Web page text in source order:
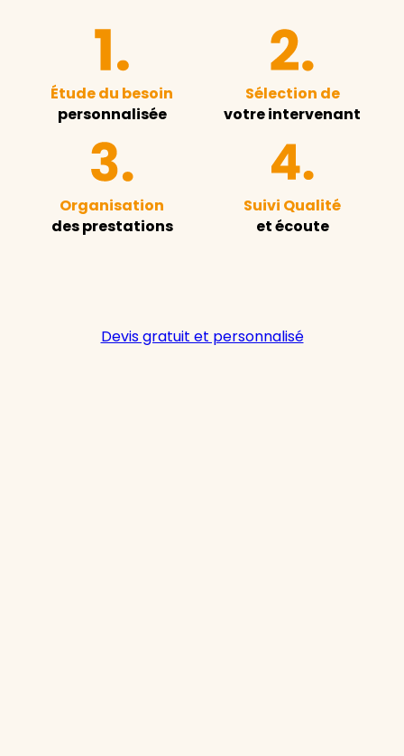
Étude du besoin
personnalisée
Sélection de
votre intervenant
Organisation
des prestations
Suivi Qualité
et écoute
Devis gratuit et personnalisé